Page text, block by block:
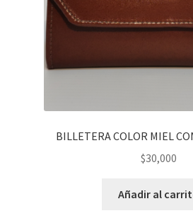
BILLETERA COLOR MIEL
$30,000
Añadir al